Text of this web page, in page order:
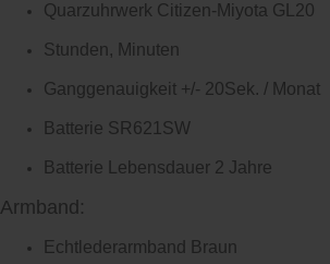
Quarzuhrwerk Citizen-Miyota GL20
Stunden, Minuten
Ganggenauigkeit +/- 20Sek. / Monat
Batterie SR621SW
Batterie Lebensdauer 2 Jahre
Armband:
Echtlederarmband Braun